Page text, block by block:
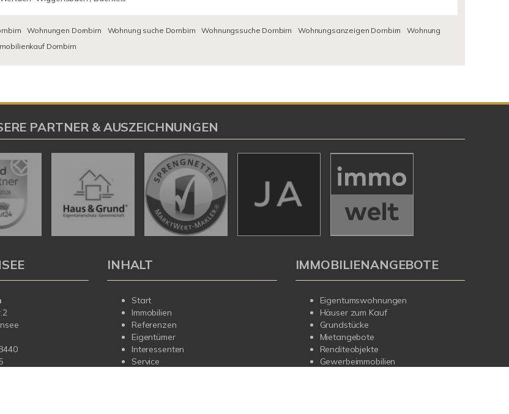
Wohnungen Dornbirn Wohnung suche Dornbirn Wohnungssuche Dornbirn Wohnungsanzeigen Dornbirn
Wohnung
Dornbirn
PARTNER & AUSZEICHNUNGEN
INHALT
Start
Immobilien
Referenzen
Eigentümer
Interessenten
Service
IMMOBILIENANGEBOTE
Eigentumswohnungen
Häuser zum Kauf
Grundstücke
Mietangebote
Renditeobjekte
Gewerbeimmobilien